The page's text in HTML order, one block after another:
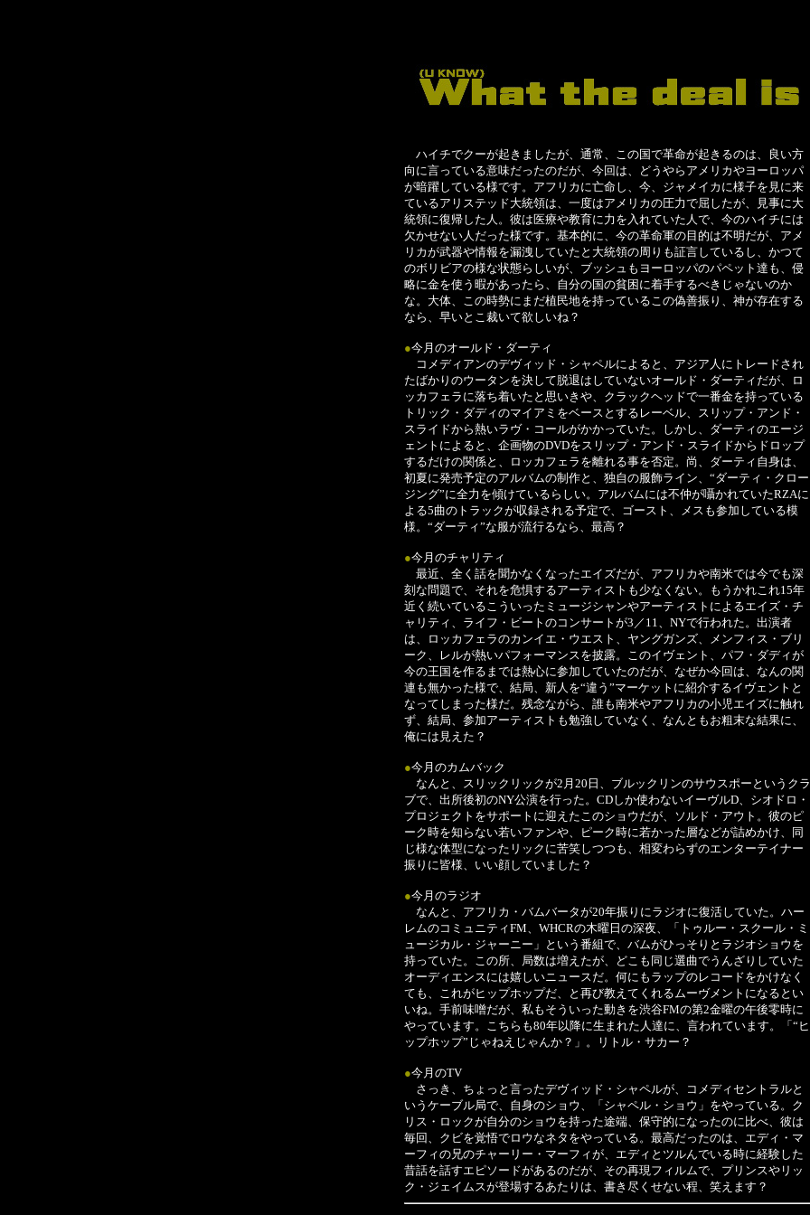
ハイチでクーが起きましたが、通常、この国で革命が起きるのは、良い方
向に言っている意味だったのだが、今回は、どうやらアメリカやヨーロッパ
が暗躍している様です。アフリカに亡命し、今、ジャメイカに様子を見に来
ているアリステッド大統領は、一度はアメリカの圧力で屈したが、見事に大
統領に復帰した人。彼は医療や教育に力を入れていた人で、今のハイチには
欠かせない人だった様です。基本的に、今の革命軍の目的は不明だが、アメ
リカが武器や情報を漏洩していたと大統領の周りも証言しているし、かつて
のボリビアの様な状態らしいが、ブッシュもヨーロッパのパペット達も、侵
略に金を使う暇があったら、自分の国の貧困に着手するべきじゃないのか
な。大体、この時勢にまだ植民地を持っているこの偽善振り、神が存在する
なら、早いとこ裁いて欲しいね？
●今月のオールド・ダーティ
コメディアンのデヴィッド・シャペルによると、アジア人にトレードされ
たばかりのウータンを決して脱退はしていないオールド・ダーティだが、ロ
ッカフェラに落ち着いたと思いきや、クラックヘッドで一番金を持っている
トリック・ダディのマイアミをベースとするレーベル、スリップ・アンド・
スライドから熱いラヴ・コールがかかっていた。しかし、ダーティのエージ
ェントによると、企画物のDVDをスリップ・アンド・スライドからドロップ
するだけの関係と、ロッカフェラを離れる事を否定。尚、ダーティ自身は、
初夏に発売予定のアルバムの制作と、独自の服飾ライン、“ダーティ・クロー
ジング”に全力を傾けているらしい。アルバムには不仲が囁かれていたRZAに
よる5曲のトラックが収録される予定で、ゴースト、メスも参加している模
様。“ダーティ”な服が流行るなら、最高？
●今月のチャリティ
最近、全く話を聞かなくなったエイズだが、アフリカや南米では今でも深
刻な問題で、それを危惧するアーティストも少なくない。もうかれこれ15年
近く続いているこういったミュージシャンやアーティストによるエイズ・チ
ャリティ、ライフ・ビートのコンサートが3／11、NYで行われた。出演者
は、ロッカフェラのカンイエ・ウエスト、ヤングガンズ、メンフィス・ブリ
ーク、レルが熱いパフォーマンスを披露。このイヴェント、パフ・ダディが
今の王国を作るまでは熱心に参加していたのだが、なぜか今回は、なんの関
連も無かった様で、結局、新人を“違う”マーケットに紹介するイヴェントと
なってしまった様だ。残念ながら、誰も南米やアフリカの小児エイズに触れ
ず、結局、参加アーティストも勉強していなく、なんともお粗末な結果に、
俺には見えた？
●今月のカムバック
なんと、スリックリックが2月20日、ブルックリンのサウスポーというクラ
ブで、出所後初のNY公演を行った。CDしか使わないイーヴルD、シオドロ・
プロジェクトをサポートに迎えたこのショウだが、ソルド・アウト。彼のピ
ーク時を知らない若いファンや、ピーク時に若かった層などが詰めかけ、同
じ様な体型になったリックに苦笑しつつも、相変わらずのエンターテイナー
振りに皆様、いい顔していました？
●今月のラジオ
なんと、アフリカ・バムバータが20年振りにラジオに復活していた。ハー
レムのコミュニティFM、WHCRの木曜日の深夜、「トゥルー・スクール・ミ
ュージカル・ジャーニー」という番組で、バムがひっそりとラジオショウを
持っていた。この所、局数は増えたが、どこも同じ選曲でうんざりしていた
オーディエンスには嬉しいニュースだ。何にもラップのレコードをかけなく
ても、これがヒップホップだ、と再び教えてくれるムーヴメントになるとい
いね。手前味噌だが、私もそういった動きを渋谷FMの第2金曜の午後零時に
やっています。こちらも80年以降に生まれた人達に、言われています。「“ヒ
ップホップ”じゃねえじゃんか？」。リトル・サカー？
●今月のTV
さっき、ちょっと言ったデヴィッド・シャペルが、コメディセントラルと
いうケーブル局で、自身のショウ、「シャペル・ショウ」をやっている。ク
リス・ロックが自分のショウを持った途端、保守的になったのに比べ、彼は
毎回、クビを覚悟でロウなネタをやっている。最高だったのは、エディ・マ
ーフィの兄のチャーリー・マーフィが、エディとツルんでいる時に経験した
昔話を話すエピソードがあるのだが、その再現フィルムで、プリンスやリッ
ク・ジェイムスが登場するあたりは、書き尽くせない程、笑えます？